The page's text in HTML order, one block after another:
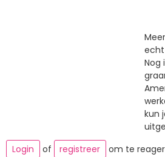
echt
Nog
kun
Login
of registreer om te